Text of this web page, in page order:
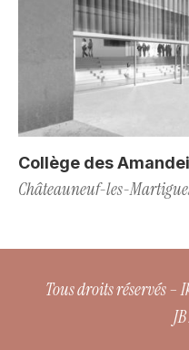
Collège des
Châteauneuf-les-
Tous droits réservés –